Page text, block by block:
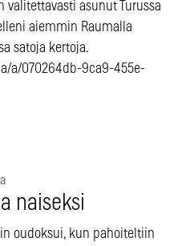
valitettavasti asunut Turussa
aiemmin Raumalla
satoja kertoja.
a/070264db-9ca9-455e-
naiseksi
oudoksui, kun pahoiteltiin